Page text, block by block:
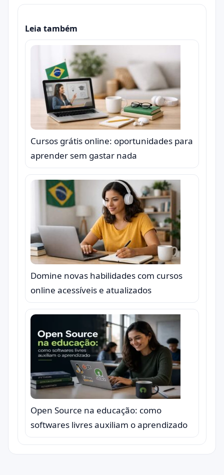
Leia também
Cursos grátis online: oportunidades para
aprender sem gastar nada
Domine novas habilidades com cursos
online acessíveis e atualizados
Open Source na educação: como
softwares livres auxiliam o aprendizado